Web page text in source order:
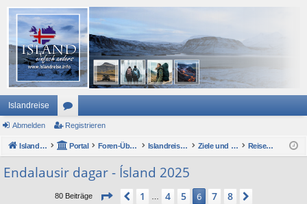
Islandreise
or
en
Abmelden Registrieren
Islandreise Portal Foren-Übersicht Islandreise Forum Ziele und Sehenswertes - im Großen und Kleinen Reiseberichte
Endalausir dagar - Ísland 2025
80 Beiträge Seite 6 von8
Vorherige
1 4 5 6 7 8